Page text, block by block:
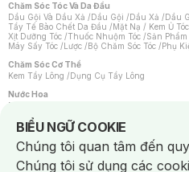
Chăm Sóc Tóc Và Da Đầu
Dầu Gội Và Dầu Xả /Dầu Gội /Dầu Xả /Dầu
Tẩy Tế Bào Chết Da Đầu /Mặt Nạ / Kem Ủ Tóc
Xịt Dưỡng Tóc /Thuốc Nhuộm Tóc /Sản
Máy Sấy Tóc /Lược /Bộ Chăm Sóc Tóc /Phụ
Chăm Sóc Cơ Thể
Kem Tẩy Lông /Dụng Cụ Tẩy Lông
Nước Hoa
Nước Hoa Nữ
Chăm Sóc Cá Nhân
Chống Muỗi /Khẩu Trang /Máy Massage/
Sản Phẩm Chăm Sóc Khác /Bàn Chải Đánh
Hỗ Trợ Trắng Răng/Kem Đánh Răng /Máy
BIỂU NGỮ COOKIE
Notice about cookies usage
Chúng tôi quan tâm đến
Chúng tôi sử dụng các